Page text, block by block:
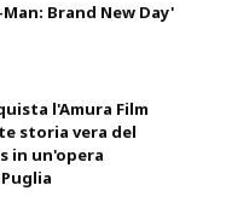
Brand New Day'
l'Amura Film
storia vera del
in un'opera